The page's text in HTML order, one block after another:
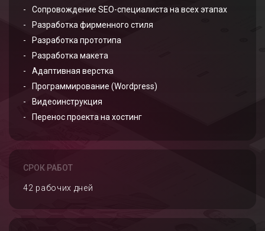
Сопровождение SEO-специалиста на всех этапах
Разработка фирменного стиля
Разработка прототипа
Разработка макета
Адаптивная верстка
Программирование (Wordpress)
Видеоинструкция
Перенос проекта на хостинг
СРОК РАБОТ
42 рабочих дней